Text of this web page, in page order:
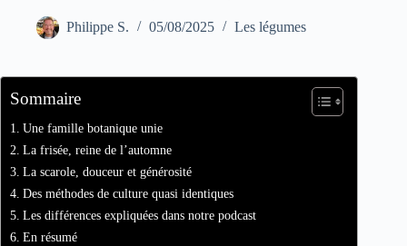
Philippe S. 05/08/2025 Les légumes
Sommaire
Une famille botanique unie
La frisée, reine de l’automne
La scarole, douceur et générosité
Des méthodes de culture quasi identiques
Les différences expliquées dans notre podcast
En résumé